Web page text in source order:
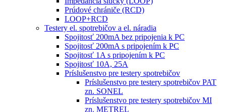
Prúdové chrániče (RCD)
LOOP+RCD
Testery el. spotrebičov a el. náradia
Spojitosť 200mA bez pripojenia k PC
Spojitosť 200mA s pripojením k PC
Spojitosť 1A s pripojením k PC
Spojitosť 10A, 25A
Príslušenstvo pre testery spotrebičov
Príslušenstvo pre testery spotrebičov PAT
zn. SONEL
Príslušenstvo pre testery spotrebičov MI
zn. METREL